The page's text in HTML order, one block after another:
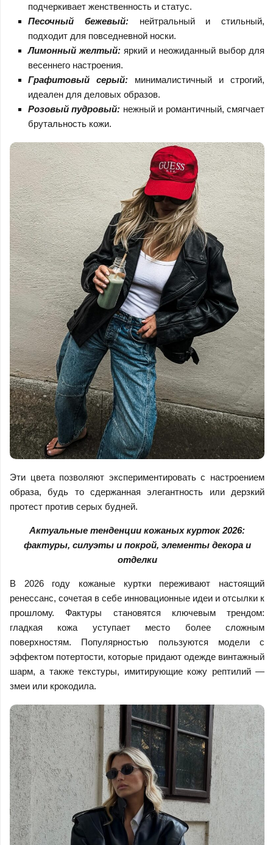
подчеркивает женственность и статус.
Песочный бежевый:нейтральный и стильный,
подходит для повседневной носки.
Лимонный желтый: яркий и неожиданный выбор для
весеннего настроения.
Графитовый серый: минималистичный и строгий,
идеален для деловых образов.
Розовый пудровый: нежный и романтичный, смягчает
брутальность кожи.
Эти цвета позволяют экспериментировать с настроением
образа, будь то сдержанная элегантность или дерзкий
протест против серых будней.
Актуальные тенденции кожаных курток 2026:
фактуры, силуэты и покрой, элементы декора и
отделки
В 2026 году кожаные куртки переживают настоящий
ренессанс, сочетая в себе инновационные идеи и отсылки к
прошлому. Фактуры становятся ключевым трендом:
гладкая кожа уступает место более сложным
поверхностям. Популярностью пользуются модели с
эффектом потертости, которые придают одежде винтажный
шарм, а также текстуры, имитирующие кожу рептилий —
змеи или крокодила.